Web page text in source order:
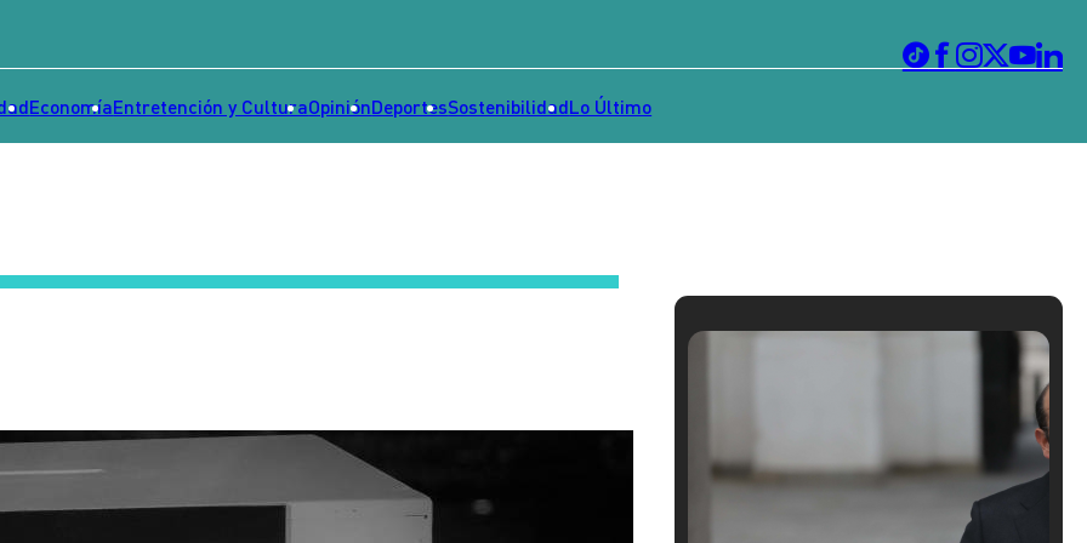
EconomíaEntretención y CulturaOpiniónDeportesSostenibilidadLo Último